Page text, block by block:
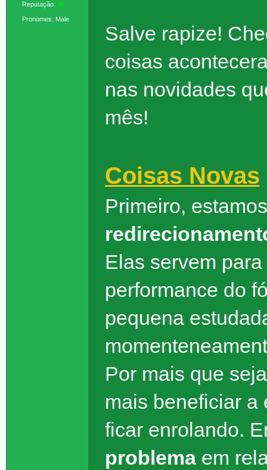
Reputação: 38
Pronomes: Male
Salve rapize!
coisas
nas novidades
mês!
Coisas Novas
Primeiro,
Elas servem
performance do
pequena
Por mais que
mais beneficiar a
ficar enrolando.
problemaem